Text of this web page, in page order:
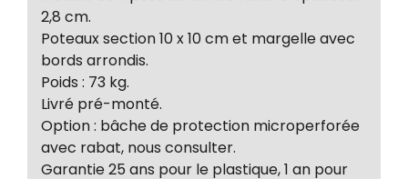
2,8 cm.
Poteaux section 10 x 10 cm et margelle avec
bords arrondis.
Poids : 73 kg.
Livré pré-monté.
Option : bâche de protection microperforée
avec rabat, nous consulter.
Garantie 25 ans pour le plastique, 1 an pour